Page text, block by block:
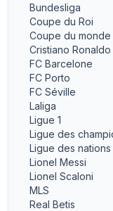
Bundesliga
Coupe du Roi
Coupe du monde
Cristiano Ronaldo
FC Barcelone
FC Porto
FC Séville
Laliga
Ligue 1
Ligue des
Ligue des nations
Lionel Messi
Lionel Scaloni
MLS
Real Betis